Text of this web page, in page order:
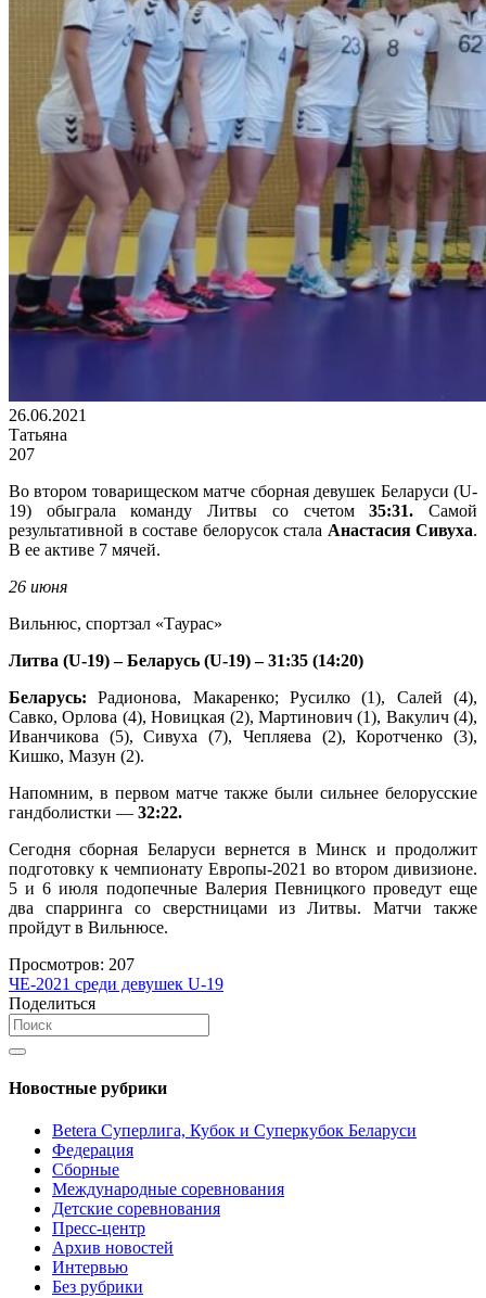
26.06.2021
Татьяна
207
Во втором товарищеском матче сборная девушек Беларуси (U-
19) обыграла команду Литвы со счетом35:31. Самой
результативной в составе белорусок стала Анастасия Сивуха.
В ее активе 7 мячей.
26 июня
Вильнюс, спортзал «Таурас»
Литва (U-19) – Беларусь (U-19) – 31:35 (14:20)
Беларусь: Радионова, Макаренко; Русилко (1), Салей (4),
Савко, Орлова (4), Новицкая (2), Мартинович (1), Вакулич (4),
Иванчикова (5), Сивуха (7), Чепляева (2), Коротченко (3),
Кишко, Мазун (2).
Напомним, в первом матче также были сильнее белорусские
гандболистки — 32:22.
Сегодня сборная Беларуси вернется в Минск и продолжит
подготовку к чемпионату Европы-2021 во втором дивизионе.
5 и 6 июля подопечные Валерия Певницкого проведут еще
два спарринга со сверстницами из Литвы. Матчи также
пройдут в Вильнюсе.
Просмотров: 207
ЧЕ-2021 среди девушек U-19
Поделиться
Новостные рубрики
Betera Суперлига, Кубок и Суперкубок Беларуси
Федерация
Сборные
Международные соревнования
Детские соревнования
Пресс-центр
Архив новостей
Интервью
Без рубрики